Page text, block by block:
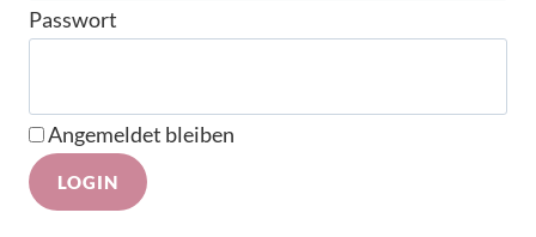
Passwort
Angemeldet bleiben